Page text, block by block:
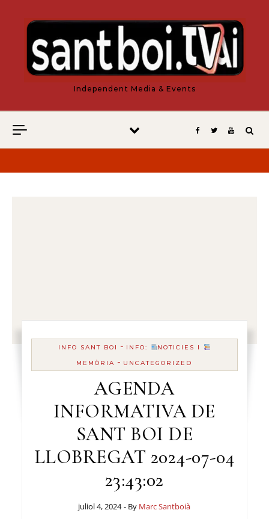
Independent Media & Events
INFO SANT BOI - INFO:
NOTICIES I
MEMÒRIA - UNCATEGORIZED
AGENDA
INFORMATIVA DE
SANT BOI DE
LLOBREGAT 2024-07-04
23:43:02
juliol 4, 2024 - By Marc Santboià